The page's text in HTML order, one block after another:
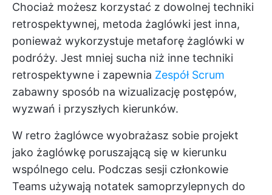
Chociaż możesz korzystać z dowolnej techniki
retrospektywnej, metoda żaglówki jest inna,
ponieważ wykorzystuje metaforę żaglówki w
podróży. Jest mniej sucha niż inne techniki
retrospektywne i zapewnia Zespół Scrum
zabawny sposób na wizualizację postępów,
wyzwań i przyszłych kierunków.
W retro żaglówce wyobrażasz sobie projekt
jako żaglówkę poruszającą się w kierunku
wspólnego celu. Podczas sesji członkowie
Teams używają notatek samoprzylepnych do